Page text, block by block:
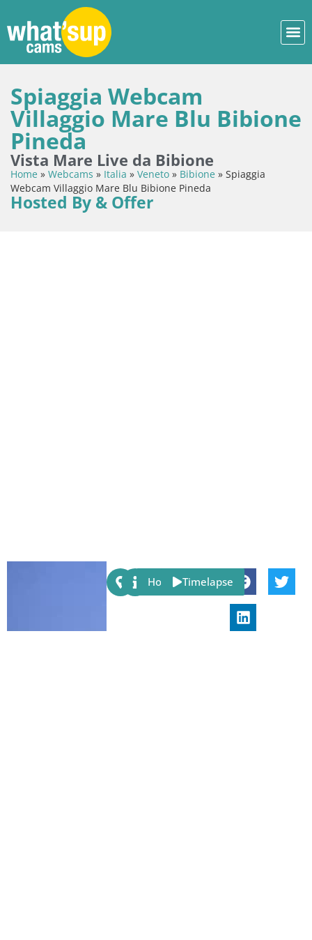
Spiaggia Webcam
Villaggio Mare Blu Bibione
Pineda
Vista Mare Live da Bibione
Home » Webcams » Italia » Veneto » Bibione » Spiaggia
Webcam Villaggio Mare Blu Bibione Pineda
Hosted By & Offer
Share:
Host Timelapse